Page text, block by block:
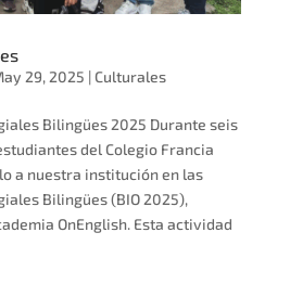
29, 2025 |Culturales
Bilingües 2025 Durante seis
del Colegio Francia
a nuestra institución en las
Bilingües (BIO 2025),
OnEnglish. Esta actividad